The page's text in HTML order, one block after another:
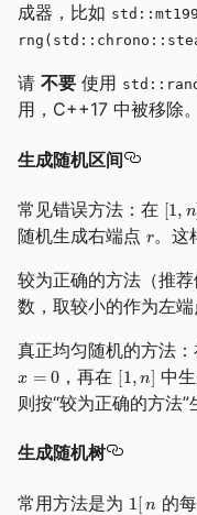
成器，比如
请 不要 使用
用，C++17 中被移除。
生成随机区间
常见错误方法：在
随机生成右端点
。这
较为正确的方法（推
数，取较小的作为左端
真正均匀随机的方法：
，再在
中
则按“较为正确的方法”
生成随机树
常用方法是为 的